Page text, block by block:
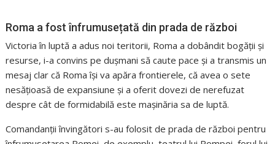
Roma a fost înfrumusețată din prada de război
Victoria în luptă a adus noi teritorii, Roma a dobândit bogății și
resurse, i-a convins pe dușmani să caute pace și a transmis un
mesaj clar că Roma își va apăra frontierele, că avea o sete
nesățioasă de expansiune și a oferit dovezi de nerefuzat
despre cât de formidabilă este mașinăria sa de luptă.
Comandanții învingători s-au folosit de prada de război pentru